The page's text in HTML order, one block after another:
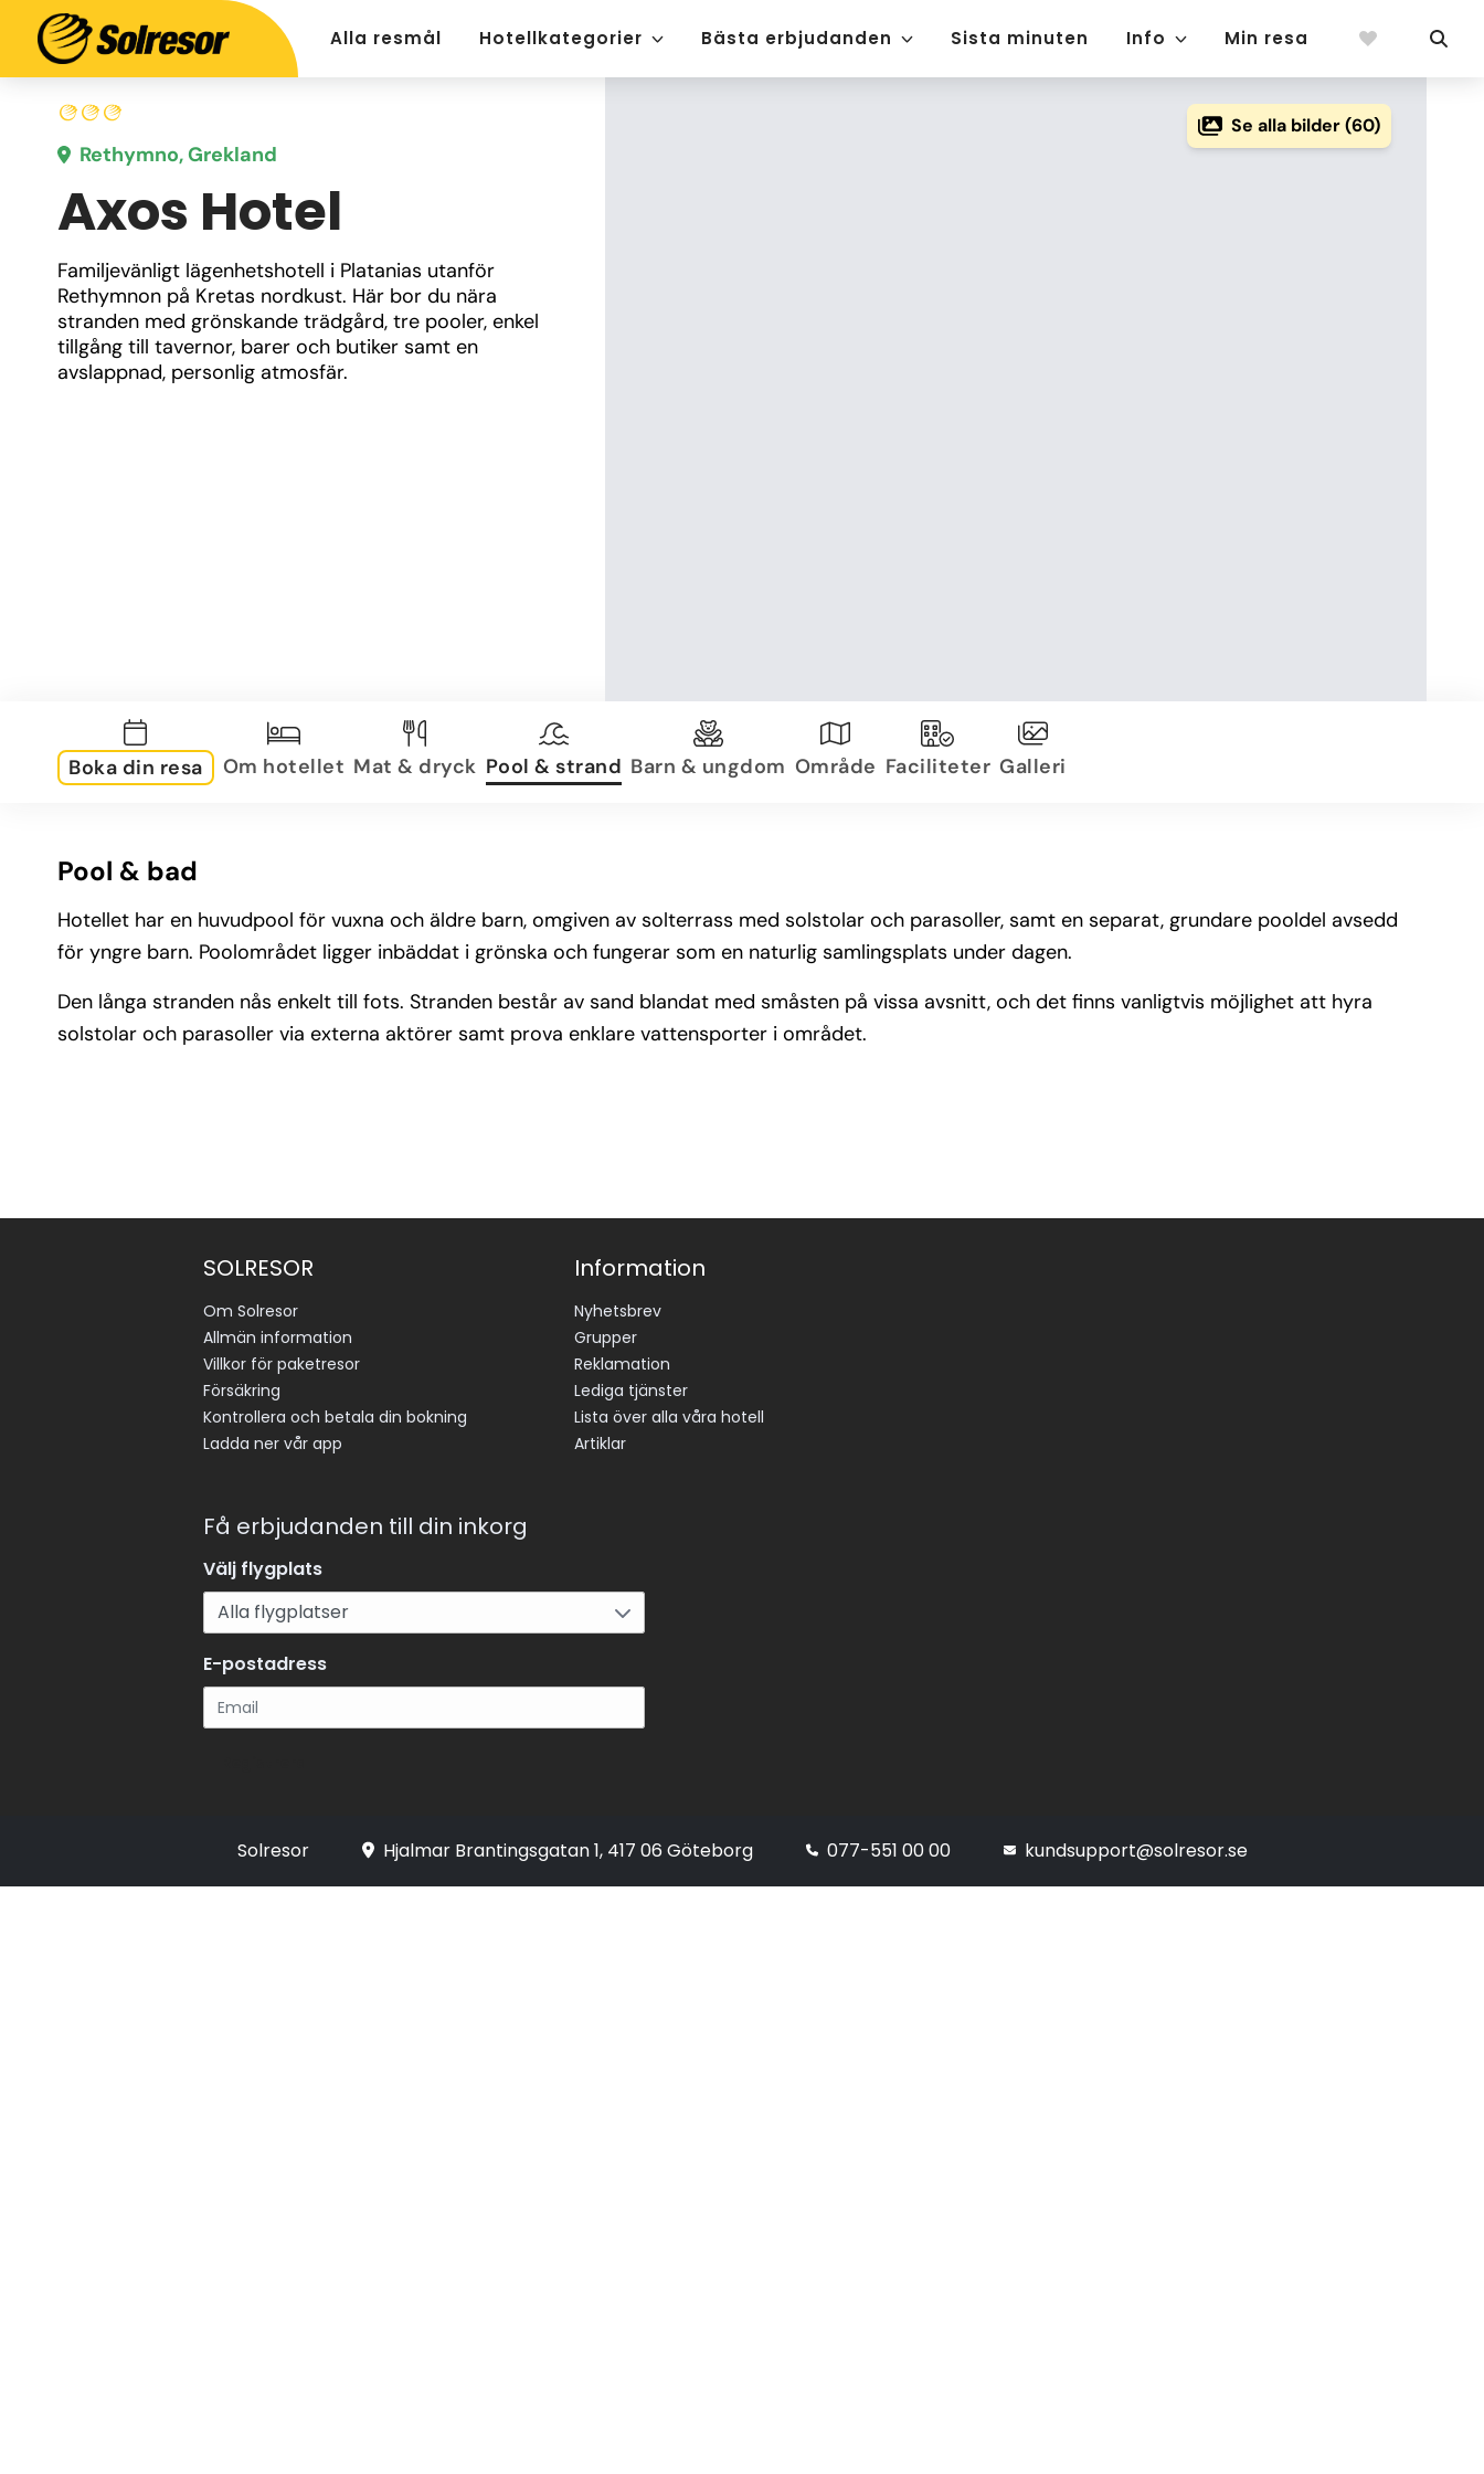
Alla resmål Hotellkategorier Bästa erbjudanden Sista minuten Info Min resa
Rethymno, Grekland
Axos Hotel
Familjevänligt lägenhetshotell i Platanias utanför
Rethymnon på Kretas nordkust. Här bor du nära
stranden med grönskande trädgård, tre pooler, enkel
tillgång till tavernor, barer och butiker samt en
avslappnad, personlig atmosfär.
Se alla bilder (60)
Boka din resa Om hotellet Mat & dryck Pool & strand Barn & ungdom Område Faciliteter Galleri
Pool & bad
Hotellet har en huvudpool för vuxna och äldre barn, omgiven av solterrass med solstolar och parasoller, samt en separat, grundare pooldel avsedd
för yngre barn. Poolområdet ligger inbäddat i grönska och fungerar som en naturlig samlingsplats under dagen.
Den långa stranden nås enkelt till fots. Stranden består av sand blandat med småsten på vissa avsnitt, och det finns vanligtvis möjlighet att hyra
solstolar och parasoller via externa aktörer samt prova enklare vattensporter i området.
SOLRESOR
Om Solresor
Allmän information
Villkor för paketresor
Försäkring
Kontrollera och betala din bokning
Ladda ner vår app
Information
Nyhetsbrev
Grupper
Reklamation
Lediga tjänster
Lista över alla våra hotell
Artiklar
Få erbjudanden till din inkorg
Välj flygplats
E-postadress
Solresor Hjalmar Brantingsgatan 1, 417 06 Göteborg 077-551 00 00 kundsupport@solresor.se